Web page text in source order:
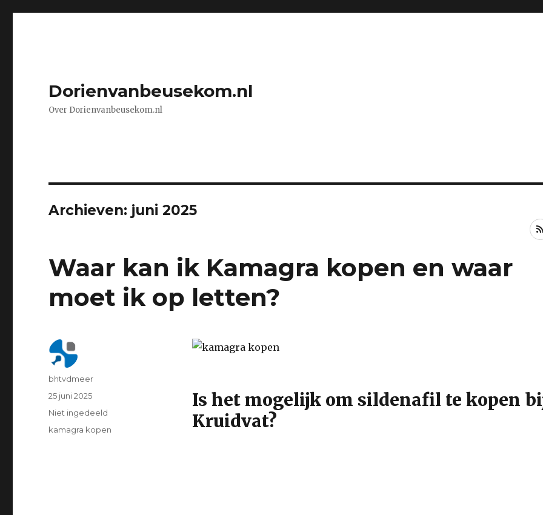
Dorienvanbeusekom.nl
Over Dorienvanbeusekom.nl
Archieven: juni 2025
Waar kan ik Kamagra kopen en waar
moet ik op letten?
Is het mogelijk om sildenafil te kopen
Kruidvat?
Author
bhtvdmeer
Geplaatst
op
25 juni 2025
Categorie
Niet ingedeeld
Tags
kamagra kopen